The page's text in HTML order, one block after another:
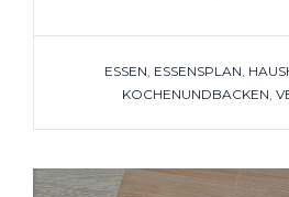
TAGS
ESSEN ESSENSPLAN
KOCHENUNDBACKEN